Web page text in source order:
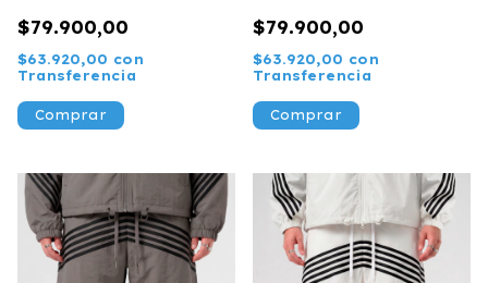
$79.900,00
$63.920,00 con
Transferencia
Comprar
$79.900,00
$63.920,00 con
Transferencia
Comprar